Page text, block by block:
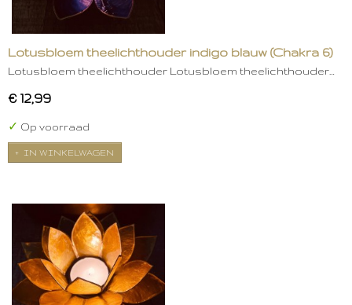
Lotusbloem theelichthouder indigo blauw (Chakra 6)
Lotusbloem theelichthouder Lotusbloem theelichthouder…
€ 12,99
✓ Op voorraad
IN WINKELWAGEN